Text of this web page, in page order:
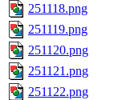
251118.png
251119.png
251120.png
251121.png
251122.png